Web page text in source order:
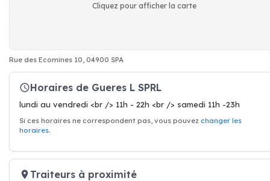
Cliquez pour afficher la carte
Rue des Ecomines 10, 04900 SPA
Horaires de Gueres L SPRL
lundi au vendredi <br /> 11h - 22h <br /> samedi 11h -23h
Si ces horaires ne correspondent pas, vous pouvez changer les
horaires.
Traiteurs à proximité